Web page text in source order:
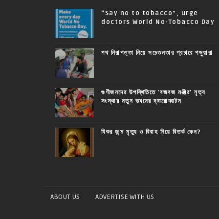
“Say no to tobacco”, urge
doctors World No-Tobacco Day
পথ নিরাপত্তা নিয়ে সচেতনতার প্রচারে পড়ুয়ারা
গুণীজনদের উপস্থিতিতে 'বজবজ মঞ্জীর' নৃত্য
সংস্থার নতুন ভবনের দ্বারোদ্ঘাটন
যিশুর জন্ম মৃত্যু ও বিবাহ নিয়ে বিতর্ক কেন?
ABOUT US ADVERTISE WITH US